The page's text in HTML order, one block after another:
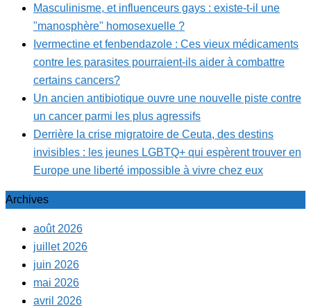
Masculinisme, et influenceurs gays : existe-t-il une
"manosphère" homosexuelle ?
Ivermectine et fenbendazole : Ces vieux médicaments
contre les parasites pourraient-ils aider à combattre
certains cancers?
Un ancien antibiotique ouvre une nouvelle piste contre
un cancer parmi les plus agressifs
Derrière la crise migratoire de Ceuta, des destins
invisibles : les jeunes LGBTQ+ qui espèrent trouver en
Europe une liberté impossible à vivre chez eux
Archives
août 2026
juillet 2026
juin 2026
mai 2026
avril 2026